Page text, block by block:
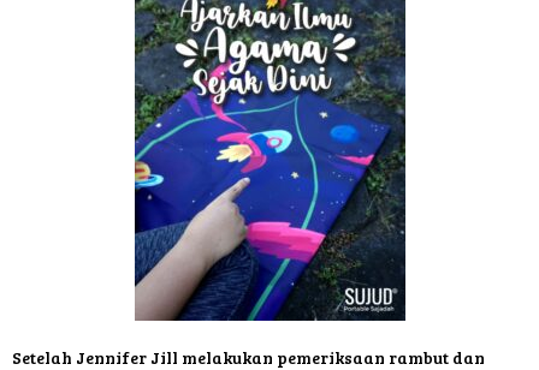
Setelah Jennifer Jill melakukan pemeriksaan rambut dan